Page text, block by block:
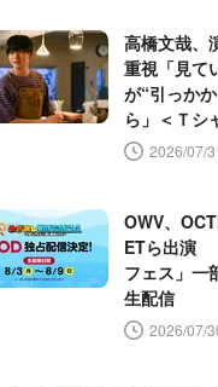
高橋文哉、
重視「見て
が“引っか
ら」＜Ｔシ
2026/07/
OWV、
ETら出演
フェス」一
生配信
2026/07/